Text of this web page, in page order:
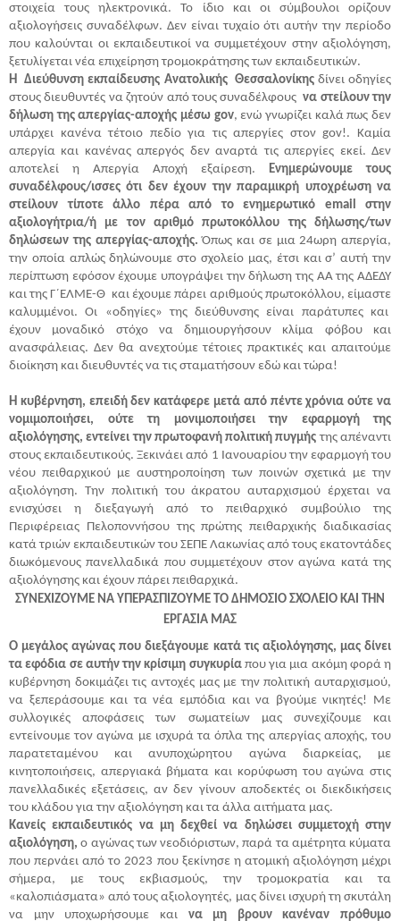
στοιχεία τους ηλεκτρονικά. Το ίδιο και οι σύμβουλοι ορίζουν
αξιολογήσεις συναδέλφων. Δεν είναι τυχαίο ότι αυτήν την περίοδο
που καλούνται οι εκπαιδευτικοί να συμμετέχουν στην αξιολόγηση,
ξετυλίγεται νέα επιχείρηση τρομοκράτησης των εκπαιδευτικών.
Η Διεύθυνση εκπαίδευσης Ανατολικής Θεσσαλονίκηςδίνει οδηγίες
στους διευθυντές να ζητούν από τους συναδέλφουςνα στείλουν την
δήλωση της απεργίας-αποχής μέσω gov, ενώ γνωρίζει καλά πως δεν
υπάρχει κανένα τέτοιο πεδίο για τις απεργίες στον gov!. Καμία
απεργία και κανένας απεργός δεν αναρτά τις απεργίες εκεί. Δεν
αποτελεί η Απεργία Αποχή εξαίρεση.
Ενημερώνουμε τους
συναδέλφους/ισσες ότι δεν έχουν την παραμικρή υποχρέωση να
στείλουν τίποτε άλλο πέρα από το ενημερωτικό email στην
αξιολογήτρια/ή με τον αριθμό πρωτοκόλλου της δήλωσης/των
δηλώσεων της απεργίας-αποχής. Όπως και σε μια 24ωρη απεργία,
την οποία απλώς δηλώνουμε στο σχολείο μας, έτσι και σ’ αυτή την
περίπτωση εφόσον έχουμε υπογράψει την δήλωση της ΑΑ της ΑΔΕΔΥ
και της Γ΄ΕΛΜΕ-Θ και έχουμε πάρει αριθμούς πρωτοκόλλου, είμαστε
καλυμμένοι. Οι «οδηγίες» της διεύθυνσης είναι παράτυπες και
έχουν μοναδικό στόχο να δημιουργήσουν κλίμα φόβου και
ανασφάλειας. Δεν θα ανεχτούμε τέτοιες πρακτικές και απαιτούμε
διοίκηση και διευθυντές να τις σταματήσουν εδώ και τώρα!
Η κυβέρνηση, επειδή δεν κατάφερε μετά από πέντε χρόνια ούτε να
νομιμοποιήσει, ούτε τη μονιμοποιήσει την εφαρμογή της
αξιολόγησης, εντείνει την πρωτοφανή πολιτική πυγμής της απέναντι
στους εκπαιδευτικούς. Ξεκινάει από 1 Ιανουαρίου την εφαρμογή του
νέου πειθαρχικού με αυστηροποίηση των ποινών σχετικά με την
αξιολόγηση. Την πολιτική του άκρατου αυταρχισμού έρχεται να
ενισχύσει η διεξαγωγή από το πειθαρχικό συμβούλιο της
Περιφέρειας Πελοποννήσου της πρώτης πειθαρχικής διαδικασίας
κατά τριών εκπαιδευτικών του ΣΕΠΕ Λακωνίας από τους εκατοντάδες
διωκόμενους πανελλαδικά που συμμετέχουν στον αγώνα κατά της
αξιολόγησης και έχουν πάρει πειθαρχικά.
ΣΥΝΕΧΙΖΟΥΜΕ ΝΑ ΥΠΕΡΑΣΠΙΖΟΥΜΕ ΤΟ ΔΗΜΟΣΙΟ ΣΧΟΛΕΙΟ ΚΑΙ ΤΗΝ
ΕΡΓΑΣΙΑ ΜΑΣ
Ο μεγάλος αγώνας που διεξάγουμε κατά τις αξιολόγησης, μας δίνει
τα εφόδια σε αυτήν την κρίσιμη συγκυρίαπου για μια ακόμη φορά η
κυβέρνηση δοκιμάζει τις αντοχές μας με την πολιτική αυταρχισμού,
να ξεπεράσουμε και τα νέα εμπόδια και να βγούμε νικητές! Με
συλλογικές αποφάσεις των σωματείων μας συνεχίζουμε και
εντείνουμε τον αγώνα με ισχυρά τα όπλα της απεργίας αποχής, του
παρατεταμένου και ανυποχώρητου αγώνα διαρκείας, με
κινητοποιήσεις, απεργιακά βήματα και κορύφωση του αγώνα στις
πανελλαδικές εξετάσεις, αν δεν γίνουν αποδεκτές οι διεκδικήσεις
του κλάδου για την αξιολόγηση και τα άλλα αιτήματα μας.
Κανείς εκπαιδευτικός να μη δεχθεί να δηλώσει συμμετοχή στην
αξιολόγηση, ο αγώνας των νεοδιόριστων, παρά τα αμέτρητα κύματα
που περνάει από το 2023 που ξεκίνησε η ατομική αξιολόγηση μέχρι
σήμερα, με τους εκβιασμούς, την τρομοκρατία και τα
«καλοπιάσματα» από τους αξιολογητές, μας δίνει ισχυρή τη σκυτάλη
να μην υποχωρήσουμε και να μη βρουν κανέναν πρόθυμο